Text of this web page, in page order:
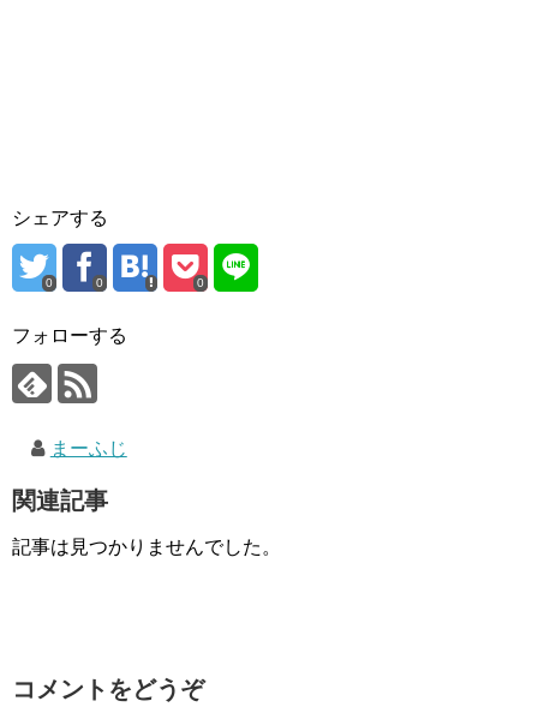
シェアする
0 0 0
フォローする
まーふじ
関連記事
記事は見つかりませんでした。
コメントをどうぞ